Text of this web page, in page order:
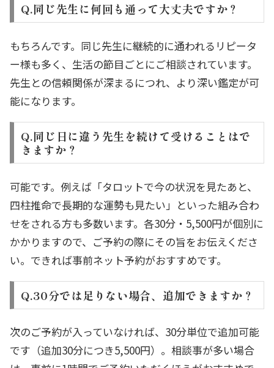
Q.同じ先生に何回も通って大丈夫ですか？
もちろんです。同じ先生に継続的に通われるリピータ
ー様も多く、生活の節目ごとにご相談されています。
先生との信頼関係が深まるにつれ、より深い鑑定が可
能になります。
Q.同じ日に違う先生を続けて受けることはで
きますか？
可能です。例えば「タロットで今の状況を見たあと、
四柱推命で長期的な運勢も見たい」といった組み合わ
せをされる方も多数います。各30分・5,500円が個別に
かかりますので、ご予約の際にその旨をお伝えくださ
い。できれば事前ネット予約がおすすめです。
Q.30分では足りない場合、追加できますか？
次のご予約が入っていなければ、30分単位で追加可能
です（追加30分につき5,500円）。相談事が多い場合